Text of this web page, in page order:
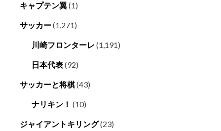
キャプテン翼(1)
サッカー(1,271)
川崎フロンターレ (1,191)
日本代表(92)
サッカーと将棋(43)
ナリキン！ (10)
ジャイアントキリング(23)